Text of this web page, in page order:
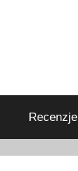
Recenzje